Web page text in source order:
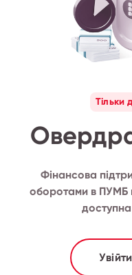
Тільки
Фінансова
оборотами в ПУМБ
доступна